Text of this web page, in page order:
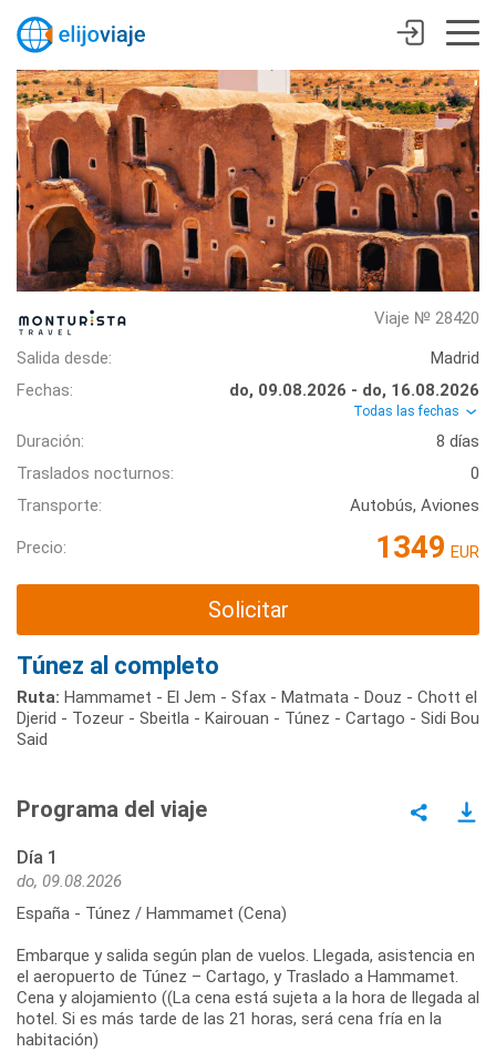
Viaje № 28420
Salida desde:
Madrid
Fechas:
do, 09.08.2026 - do, 16.08.2026
Todas las fechas
Duración:
8 días
Traslados nocturnos:
0
Transporte:
Autobús, Aviones
Precio: 1349 EUR
Solicitar
Túnez al completo
Ruta: Hammamet - El Jem - Sfax - Matmata - Douz - Chott el
Djerid - Tozeur - Sbeitla - Kairouan - Túnez - Cartago - Sidi Bou
Said
Programa del viaje
Día 1
do, 09.08.2026
España - Túnez / Hammamet (Cena)
Embarque y salida según plan de vuelos. Llegada, asistencia en
el aeropuerto de Túnez – Cartago, y Traslado a Hammamet.
Cena y alojamiento ((La cena está sujeta a la hora de llegada al
hotel. Si es más tarde de las 21 horas, será cena fría en la
habitación)